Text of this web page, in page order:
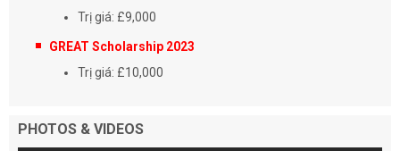
Trị giá: £9,000
GREAT Scholarship 2023
Trị giá: £10,000
PHOTOS & VIDEOS